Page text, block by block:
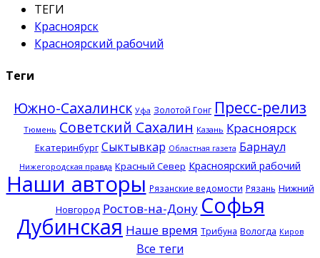
ТЕГИ
Красноярск
Красноярский рабочий
Теги
Южно-Сахалинск Уфа Золотой Гонг Пресс-релиз
Тюмень Советский Сахалин Казань Красноярск
Екатеринбург Сыктывкар Областная газета Барнаул
Нижегородская правда Красный Север Красноярский рабочий
Наши авторы Рязанские ведомости Рязань Нижний
Новгород Ростов-на-Дону Софья
Дубинская Наше время Трибуна Вологда Киров
Все теги